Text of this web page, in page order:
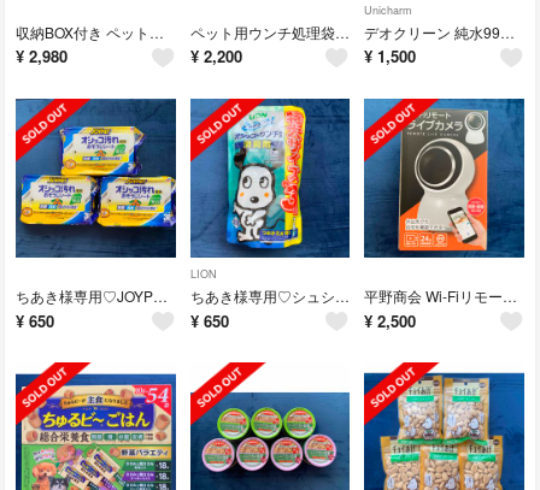
収納BOX付き ペットステップ 3段 ブラウン
¥ 2,980
ペット用ウンチ処理袋 ポイ太くん 298枚
¥ 2,200
Unicharm
デオクリーン 純水99%ウェットティッシュ つめかえ用 70枚
¥ 1,500
ちあき様専用♡JOYPETオシッコ汚れ専用おそうじシート30枚
¥ 650
LION
ちあき様専用♡シュシュット! オシッコ・ウンチ専用 消臭剤 犬用 つめかえ用特大
¥ 650
平野商会 Wi-Fiリモートライブカメラ HRN-535
¥ 2,500